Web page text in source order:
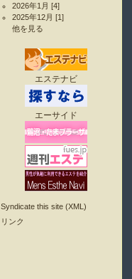
2026年1月 [4]
2025年12月 [1]
他を見る
エステナビ
エーサイド
Syndicate this site (XML)
リンク